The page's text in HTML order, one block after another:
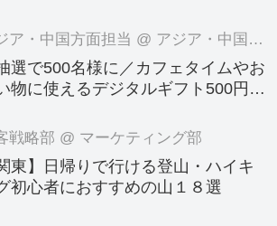
ア・中国方面担当 @ アジア・中国旅行センター
選で500名様に／カフェタイムやお
物に使えるデジタルギフト500円分
戦略部 @ マーケティング部
東】日帰りで行ける登山・ハイキ
初心者におすすめの山１８選